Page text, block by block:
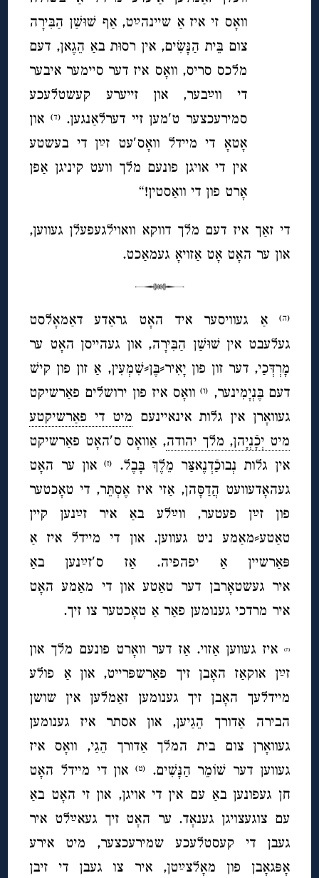
וואָס זי איז אַ שיינהײַט, אַף שׁוּשַׁן הַבִּירָה
צום בֵּית הַנָּשִׂים, אין רסוּת באַ הֵגֶאן, דעם
מלכס סריס, וואָס איז דער סיימער איבער
די ווײַבער, און זייערע קעשטלעכע
סמירעכצער ט′מען זיי דערלאַנגען.(ד) און
אָטאָ די מיידל וואָס′עט זײַן די בעשטע
אין די אויגן פונעם מלך וועט קיניגן אַפן
אָרט פון די וואַסטין!“
די זאַך איז דעם מלך דווקא וואוילגעפעלן געווען,
און ער האָט אָט אַזויאָ געמאַכט.
(ה)
אַ געוויסער איד האָט גראַדע דאַמאָלסט
געלעבט אין שׁוּשַׁן הַבִּירָה, און געהייסן האָט ער
מָרְדְּכַי, דער זון פון יָאִיר⸗בֶּן⸗שִׁמְעִין, אַ זון פון קישׁ
דעם בֶּנְיָמִינער, (ו)וואָס איז פון ירושלים פאַרשיקט
געוואָרן אין גלות אינאיינעם מיט די פאַרשיקטע
מיט יְכָֿנְיָהן, מלך יהודה, אַוואָס ס′האָט פאַרשיקט
אין גלות נְבוכַֿדְנֶאצַּר מֵלֶךְ בָּבֶל.
(ז)און ער האָט
געהאָדעוועט הֲדַסָּהן, אַזי איז אֶסְתֵּר, די טאָכטער
פון זײַן פעטער, ווײַלע באַ איר זײַנען קיין
טאַטע⸗מאַמע ניט געווען. און די מיידל איז אַ
פּאַרשיין אַ יפהפיה. אַז ס′זײַנען באַ
איר געשטאָרבן דער טאַטע און די מאַמע האָט
איר מרדכי גענומען פאַר אַ טאָכטער צו זיך.
(ח)
איז געווען אַזוי. אַז דער וואָרט פונעם מלך און
זײַן אוקאַז האָבן זיך פאַרשפּרייט, און אַ פולע
מיידלעך האָבן זיך גענומען זאַמלען אין שושן
הבירה אַדורך הֵגַיען, און אסתר איז גענומען
געוואָרן צום בית המלך אַדורך הֵגַי, וואָס איז
געווען דער שׁוֹמֵר הַנָּשִׁים.
(ט)
און די מיידל האָט
חן געפונען באַ עם אין די אויגן, און זי האָט באַ
עם צוגעצויגן גענאָד. ער האָט זיך געאײַלט איר
געבן די קעסטלעכע שמירעכצער, מיט אירע
אָפּגאָבן פון מאָלצײַטן, איר צו געבן די זיבן